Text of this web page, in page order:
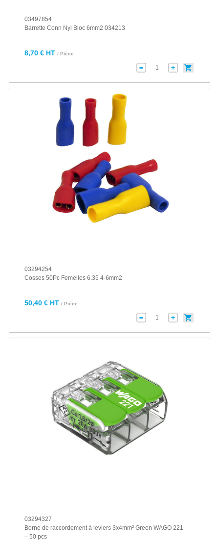
03497854
Barrette Conn Nyl Bloc 6mm2 034213
8,70 € HT / Pièce
03294254
Cosses 50Pc Femelles 6.35 4-6mm2
50,40 € HT / Pièce
03294327
Borne de raccordement à leviers 3x4mm² Green WAGO 221
– 50 pcs